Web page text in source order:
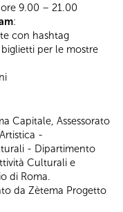
9.00 – 21.00
:
con hashtag
per le mostre
Capitale, Assessorato
-
- Dipartimento
Culturali e
di Roma.
da Zètema Progetto